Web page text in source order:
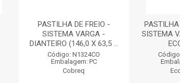
PASTILHA DE FREIO -
SISTEMA VARGA -
DIANTEIRO (146,0 X 63,5 ...
Código: N1324CO
Embalagem: PC
Cobreq
SISTEMA